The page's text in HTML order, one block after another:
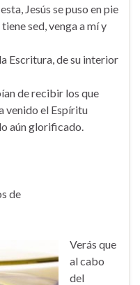
Jesús se puso en pie
sed, venga a mí y
Escritura, de su interior
de recibir los que
venido el Espíritu
aún glorificado.
de
Verás que
al cabo
del